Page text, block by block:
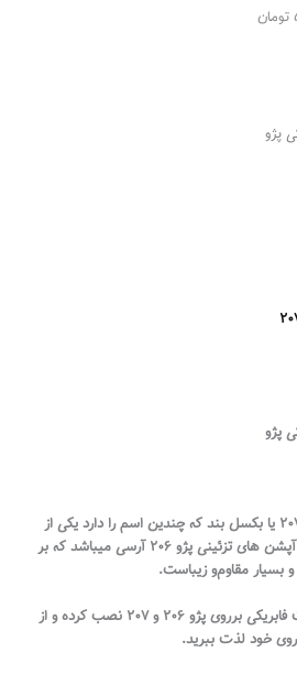
تومان
پژو
پژو
هوک عقب (مالبند) 206 و 207 یا بکسل بند که چندین اسم را دارد یکی از
قوی ترین یدک کش ها و از آپشن های تزئینی پژو ۲۰۶ آرسی میباشد که بر
مقاوم‌و زیباست.
این هوک را میتوانید بصورت فابریکی برروی پژو ۲۰۶ و ۲۰۷ نصب کرده و از
خود لذت ببرید.